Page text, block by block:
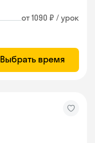
от 1090 ₽ / урок
Выбрать время